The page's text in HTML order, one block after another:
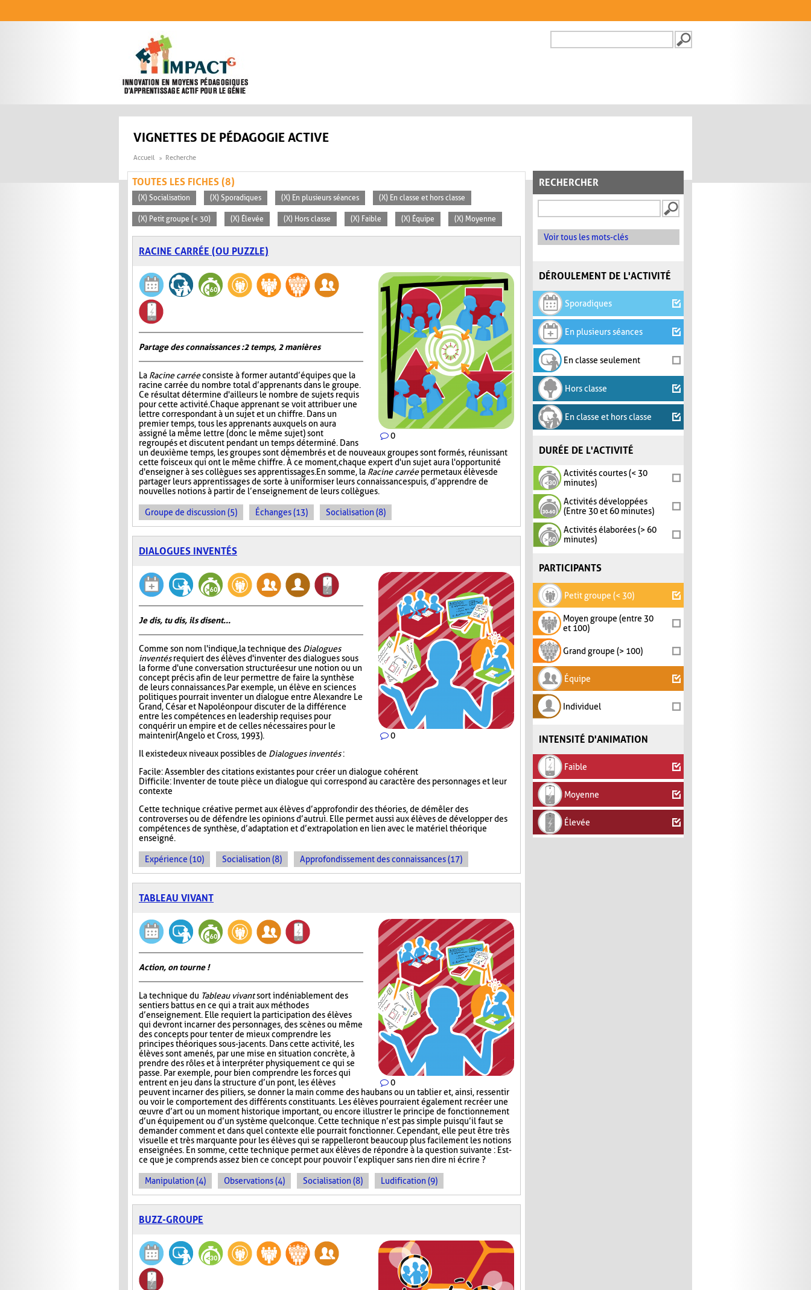
FORMULAIRE DE
VIGNETTES DE PÉDAGOGIE ACTIVE
Accueil Recherche
RECHERCHER
Voir tous les mots-clés
DÉROULEMENT DE L'ACTIVITÉ
Sporadiques
En plusieurs séances
En classe seulement
Hors classe
En classe et hors classe
DURÉE DE L'ACTIVITÉ
Activités courtes (< 30
minutes)
Activités développées
(Entre 30 et 60 minutes)
Activités élaborées (> 60
minutes)
PARTICIPANTS
Petit groupe (< 30)
Moyen groupe (entre 30
et 100)
Grand groupe (> 100)
Équipe
Individuel
INTENSITÉ D'ANIMATION
Faible
Moyenne
Élevée
TOUTES LES FICHES (8)
(X) Socialisation (X) Sporadiques (X) En plusieurs séances (X) En classe et hors classe
(X) Petit groupe (< 30) (X) Élevée (X) Hors classe (X) Faible (X) Équipe (X) Moyenne
RACINE CARRÉE (OU PUZZLE)
0
Partage des connaissances : 2 temps, 2 manières
La Racine carréeconsiste à former autant d’équipes que la
racine carrée du nombre total d’apprenants dans le groupe.
Ce résultat détermine d'ailleurs le nombre de sujets requis
pour cette activité. Chaque apprenant se voit attribuer une
lettre correspondant à un sujet et un chiffre. Dans un
premier temps, tous les apprenants auxquels on aura
assigné la même lettre (donc le même sujet) sont
regroupés et discutent pendant un temps déterminé. Dans
un deuxième temps, les groupes sont démembrés et de nouveaux groupes sont formés, réunissant
cette fois ceux qui ont le même chiffre. À ce moment, chaque expert d'un sujet aura l'opportunité
d'enseigner à ses collègues ses apprentissages. En somme, la Racine carréepermet aux élèves de
partager leurs apprentissages de sorte à uniformiser leurs connaissances puis, d’apprendre de
nouvelles notions à partir de l’enseignement de leurs collègues.
Groupe de discussion (5) Échanges (13) Socialisation (8)
DIALOGUES INVENTÉS
0
Je dis, tu dis, ils disent...
Comme son nom l'indique, la technique des Dialogues
inventésrequiert des élèves d'inventer des dialogues sous
la forme d'une conversation structurée sur une notion ou un
concept précis afin de leur permettre de faire la synthèse
de leurs connaissances. Par exemple, un élève en sciences
politiques pourrait inventer un dialogue entre Alexandre Le
Grand, César et Napoléon pour discuter de la différence
entre les compétences en leadership requises pour
conquérir un empire et de celles nécessaires pour le
maintenir (Angelo et Cross, 1993).
Il existe deux niveaux possibles de Dialogues inventés:
Facile : Assembler des citations existantes pour créer un dialogue cohérent
Difficile : Inventer de toute pièce un dialogue qui correspond au caractère des personnages et leur
contexte
Cette technique créative permet aux élèves d’approfondir des théories, de démêler des
controverses ou de défendre les opinions d’autrui. Elle permet aussi aux élèves de développer des
compétences de synthèse, d’adaptation et d’extrapolation en lien avec le matériel théorique
enseigné.
Expérience (10) Socialisation (8) Approfondissement des connaissances (17)
TABLEAU VIVANT
0
Action, on tourne !
La technique du Tableau vivantsort indéniablement des
sentiers battus en ce qui a trait aux méthodes
d’enseignement. Elle requiert la participation des élèves
qui devront incarner des personnages, des scènes ou même
des concepts pour tenter de mieux comprendre les
principes théoriques sous-jacents. Dans cette activité, les
élèves sont amenés, par une mise en situation concrète, à
prendre des rôles et à interpréter physiquement ce qui se
passe. Par exemple, pour bien comprendre les forces qui
entrent en jeu dans la structure d’un pont, les élèves
peuvent incarner des piliers, se donner la main comme des haubans ou un tablier et, ainsi, ressentir
ou voir le comportement des différents constituants. Les élèves pourraient également recréer une
œuvre d’art ou un moment historique important, ou encore illustrer le principe de fonctionnement
d’un équipement ou d’un système quelconque. Cette technique n’est pas simple puisqu’il faut se
demander comment et dans quel contexte elle pourrait fonctionner. Cependant, elle peut être très
visuelle et très marquante pour les élèves qui se rappelleront beaucoup plus facilement les notions
enseignées. En somme, cette technique permet aux élèves de répondre à la question suivante : Est-
ce que je comprends assez bien ce concept pour pouvoir l’expliquer sans rien dire ni écrire ?
Manipulation (4) Observations (4) Socialisation (8) Ludification (9)
BUZZ-GROUPE